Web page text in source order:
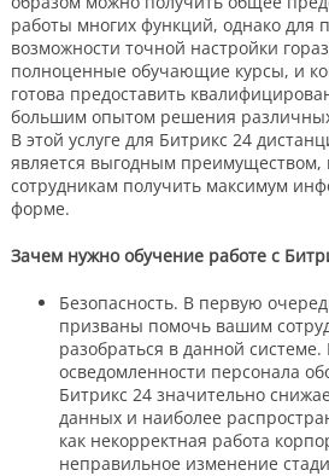
работы многих функций, однако для
возможности точной настройки
полноценные обучающие курсы, и
готова предоставить
большим опытом решения
В этой услуге для Битрикс 24
является выгодным преимуществом,
сотрудникам получить максимум
форме.
Зачем нужно обучение работе с
Безопасность. В первую
призваны помочь вашим
разобраться в данной
осведомленности персонала
Битрикс 24 значительно
данных и наиболее
как некорректная работа
неправильное изменение